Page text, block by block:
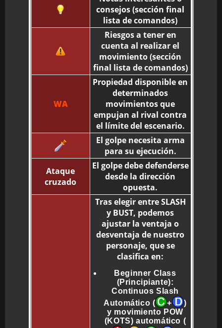
consejos (sección final
lista de comandos)
Riesgos a tener en
cuenta al realizar el
movimiento (sección
final lista de comandos)
WA
Propiedad disponible en
determinados
movimientos que
empujan al rival contra
el límite del escenario.
El golpe necesita arma
para su ejecución.
Ataque
cruzado
El golpe debe defenderse
desde la dirección
opuesta.
Tras elegir entre SLASH
y BUST, podemos
ajustar la ventaja o
desventaja de nuestro
personaje, que se
clasifica en:
Beginner Class
(Principiante):
Continuos Slash
Automático (
+
)
y movimiento POW
(KOTS) automático (